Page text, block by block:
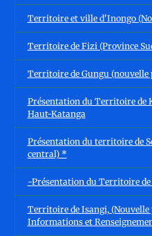
Territoire et ville d'Inongo
Territoire de Fizi (Province
Territoire de Gungu (nouvelle
Présentation du Territoire de
Haut-Katanga
Présentation du territoire de
central) *
-Présentation du Territoire
Territoire de Isangi, (Nouvelle
Informations et